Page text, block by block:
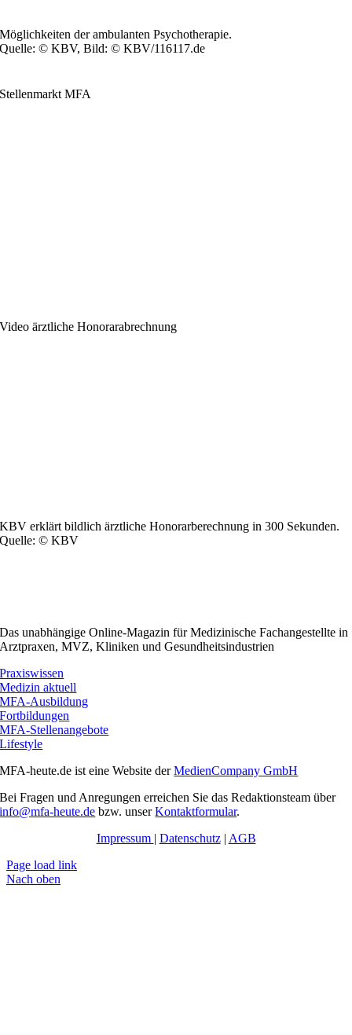
Möglichkeiten der ambulanten Psychotherapie.
Quelle: © KBV, Bild: © KBV/116117.de
Stellenmarkt MFA
Video ärztliche Honorarabrechnung
KBV erklärt bildlich ärztliche Honorarberechnung in 300 Sekunden.
Quelle: © KBV
Das unabhängige Online-Magazin für Medizinische Fachangestellte in
Arztpraxen, MVZ, Kliniken und Gesundheitsindustrien
Praxiswissen
Medizin aktuell
MFA-Ausbildung
Fortbildungen
MFA-Stellenangebote
Lifestyle
MFA-heute.de ist eine Website derMedienCompany GmbH
Bei Fragen und Anregungen erreichen Sie das Redaktionsteam über
info@mfa-heute.de bzw. unserKontaktformular.
Impressum | Datenschutz| AGB
Page load link
Nach oben